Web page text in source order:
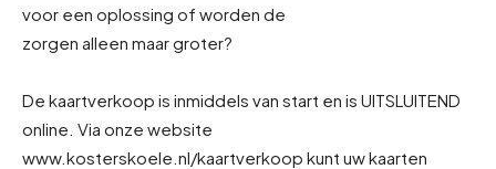
voor een oplossing of worden de
zorgen alleen maar groter?
De kaartverkoop is inmiddels van start en is UITSLUITEND
online. Via onze website
www.kosterskoele.nl/kaartverkoop kunt uw kaarten